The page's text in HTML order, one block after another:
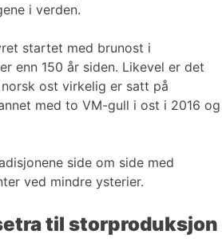
i verden.
startet med brunost i
enn 150 år siden. Likevel er det
ost virkelig er satt på
med to VM-gull i ost i 2016 og
side om side med
ved mindre ysterier.
til storproduksjon